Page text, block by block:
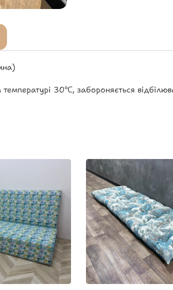
температурі 30℃, забороняється